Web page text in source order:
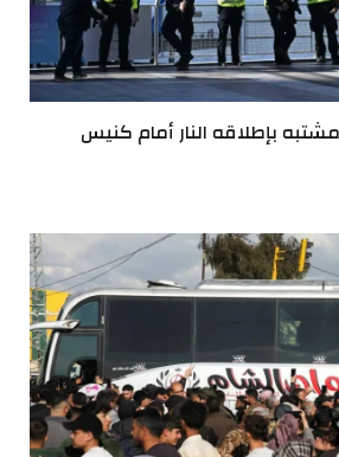
بإطلاقه النار أمام كنيس